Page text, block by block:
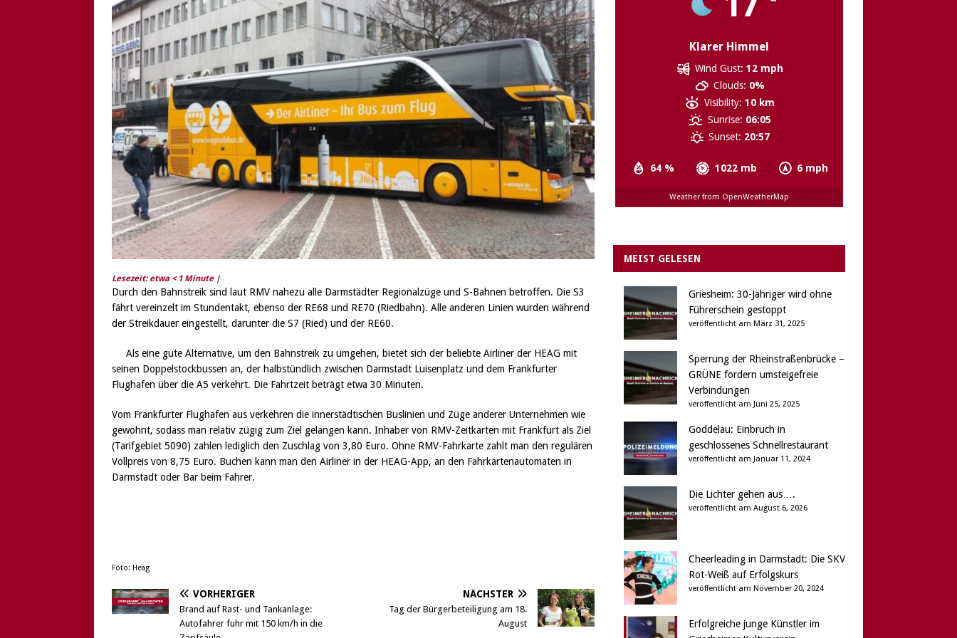
[ 6. August 2026 ] Die Lichter gehen aus…. IN EIGENER SACHE
Lesezeit: etwa < 1 Minute |
Durch den Bahnstreik sind laut RMV nahezu alle Darmstädter Regionalzüge und S-Bahnen betroffen. Die S3
fährt vereinzelt im Stundentakt, ebenso der RE68 und RE70 (Riedbahn). Alle anderen Linien wurden während
der Streikdauer eingestellt, darunter die S7 (Ried) und der RE60.
Als eine gute Alternative, um den Bahnstreik zu umgehen, bietet sich der beliebte Airliner der HEAG mit
seinen Doppelstockbussen an, der halbstündlich zwischen Darmstadt Luisenplatz und dem Frankfurter
Flughafen über die A5 verkehrt. Die Fahrtzeit beträgt etwa 30 Minuten.
Vom Frankfurter Flughafen aus verkehren die innerstädtischen Buslinien und Züge anderer Unternehmen wie
gewohnt, sodass man relativ zügig zum Ziel gelangen kann. Inhaber von RMV-Zeitkarten mit Frankfurt als Ziel
(Tarifgebiet 5090) zahlen lediglich den Zuschlag von 3,80 Euro. Ohne RMV-Fahrkarte zahlt man den regulären
Vollpreis von 8,75 Euro. Buchen kann man den Airliner in der HEAG-App, an den Fahrkartenautomaten in
Darmstadt oder Bar beim Fahrer.
Foto: Heag
VORHERIGER
Brand auf Rast- und Tankanlage:
Autofahrer fuhr mit 150 km/h in die
NÄCHSTER
Tag der Bürgerbeteiligung am 18.
August
Klarer Himmel
64 % 1022 mb 6 mph
Wind Gust: 12 mph
Clouds: 0%
Visibility: 10 km
Sunrise: 06:05
Sunset: 20:57
Weather from OpenWeatherMap
MEIST GELESEN
Griesheim: 30-Jähriger wird ohne
Führerschein gestoppt
veröffentlicht am März 31, 2025
Sperrung der Rheinstraßenbrücke –
GRÜNE fordern umsteigefreie
Verbindungen
veröffentlicht am Juni 25, 2025
Goddelau: Einbruch in
geschlossenes Schnellrestaurant
veröffentlicht am Januar 11, 2024
Die Lichter gehen aus….
veröffentlicht am August 6, 2026
Cheerleading in Darmstadt: Die SKV
Rot-Weiß auf Erfolgskurs
veröffentlicht am November 20, 2024
Erfolgreiche junge Künstler im